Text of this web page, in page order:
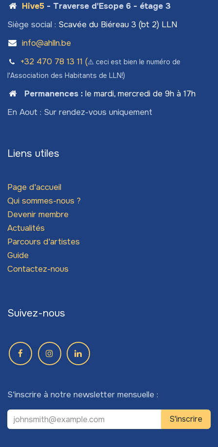
Hive5- Traverse d'Esope 6 - étage 3
Siège social : Scavée du Biéreau 3 (bt 2) LLN
info@ahlln.be
+32 470 78​ 13 11 (⚠️ ceci est bien le numéro de
l'Association des Habitants de LLN!)
Permanences: le mardi, mercredi de 9h à 17h
En Aout : Sur rendez-vous uniquement
Liens utiles
Page d'accueil
Qui sommes-nous ?
Devenir membre
Actualités
Parcours d'artistes
Guide
Contactez-nous
Suivez-nous
S'inscrire à notre newsletter mensuelle :
S'inscrire